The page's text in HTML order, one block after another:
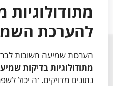
מתודולוגיות
להערכת
הערכות שמיעה חשובות
מתודולוגיות בדיקות
נתונים מדויקים. זה יכול